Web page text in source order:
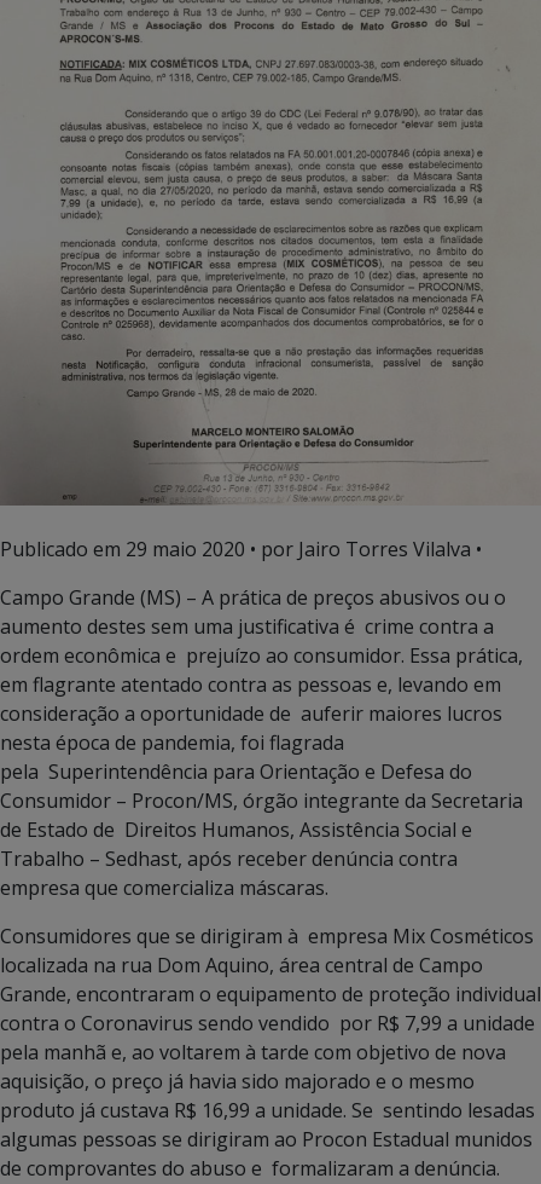
Publicado em 29 maio 2020 • por Jairo Torres Vilalva •
Campo Grande (MS) – A prática de preços abusivos ou o
aumento destes sem uma justificativa é crime contra a
ordem econômica e prejuízo ao consumidor. Essa prática,
em flagrante atentado contra as pessoas e, levando em
consideração a oportunidade de auferir maiores lucros
nesta época de pandemia, foi flagrada
pela Superintendência para Orientação e Defesa do
Consumidor – Procon/MS, órgão integrante da Secretaria
de Estado de Direitos Humanos, Assistência Social e
Trabalho – Sedhast, após receber denúncia contra
empresa que comercializa máscaras.
Consumidores que se dirigiram à empresa Mix Cosméticos
localizada na rua Dom Aquino, área central de Campo
Grande, encontraram o equipamento de proteção individual
contra o Coronavirus sendo vendido por R$ 7,99 a unidade
pela manhã e, ao voltarem à tarde com objetivo de nova
aquisição, o preço já havia sido majorado e o mesmo
produto já custava R$ 16,99 a unidade. Se sentindo lesadas
algumas pessoas se dirigiram ao Procon Estadual munidos
de comprovantes do abuso e formalizaram a denúncia.